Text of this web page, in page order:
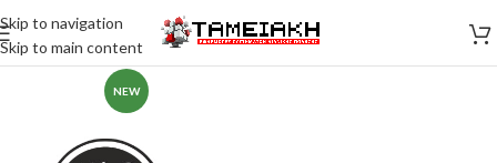
Skip to navigation
Skip to main content
NEW